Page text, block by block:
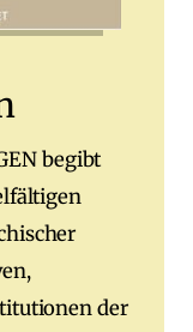
begibt
der